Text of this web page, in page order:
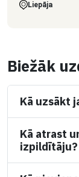
Liepāja
Biežāk
Kā uzsākt
Kā atrast
izpildītāju?